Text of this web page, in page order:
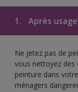
1. Après usage
Ne jetez pas de
vous nettoyez des
peinture dans
ménagers